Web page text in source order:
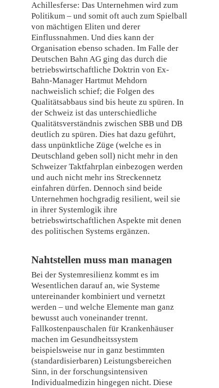
Achillesferse: Das Unternehmen wird zum
Politikum – und somit oft auch zum Spielball
von mächtigen Eliten und derer
Einflussnahmen. Und dies kann der
Organisation ebenso schaden. Im Falle der
Deutschen Bahn AG ging das durch die
betriebswirtschaftliche Doktrin von Ex-
Bahn-Manager Hartmut Mehdorn
nachweislich schief; die Folgen des
Qualitätsabbaus sind bis heute zu spüren. In
der Schweiz ist das unterschiedliche
Qualitätsverständnis zwischen SBB und DB
deutlich zu spüren. Dies hat dazu geführt,
dass unpünktliche Züge (welche es in
Deutschland geben soll) nicht mehr in den
Schweizer Taktfahrplan einbezogen werden
und auch nicht mehr ins Streckennetz
einfahren dürfen. Dennoch sind beide
Unternehmen hochgradig resilient, weil sie
in ihrer Systemlogik ihre
betriebswirtschaftlichen Aspekte mit denen
des politischen Systems ergänzen.
Nahtstellen muss man managen
Bei der Systemresilienz kommt es im
Wesentlichen darauf an, wie Systeme
untereinander kombiniert und vernetzt
werden – und welche Elemente man ganz
bewusst auch voneinander trennt.
Fallkostenpauschalen für Krankenhäuser
machen im Gesundheitssystem
beispielsweise nur in ganz bestimmten
(standardisierbaren) Leistungsbereichen
Sinn, in der forschungsintensiven
Individualmedizin hingegen nicht. Diese